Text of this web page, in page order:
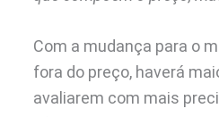
Com a mudança para o
fora do preço, haverá
avaliarem com mais